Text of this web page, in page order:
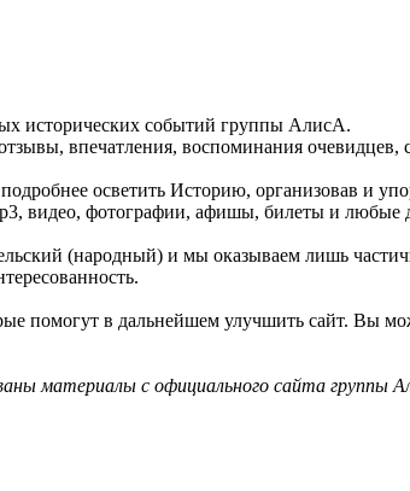
исторических событий группы АлисА.
впечатления, воспоминания очевидцев,
осветить Историю, организовав и
видео, фотографии, афишы, билеты и любые
(народный) и мы оказываем лишь
помогут в дальнейшем улучшить сайт. Вы
материалы с официального сайта группы